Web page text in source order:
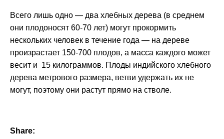
Всего лишь одно — два хлебных дерева (в среднем
они плодоносят 60-70 лет) могут прокормить
нескольких человек в течение года — на дереве
произрастает 150-700 плодов, а масса каждого может
весит и 15 килограммов. Плоды индийского хлебного
дерева метрового размера, ветви удержать их не
могут, поэтому они растут прямо на стволе.
Share: